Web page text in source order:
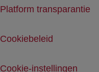
Platform transparantie
Cookiebeleid
Cookie-instellingen